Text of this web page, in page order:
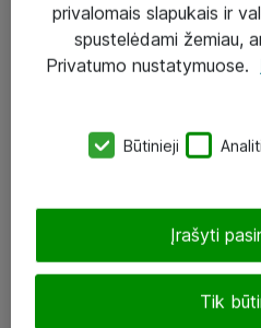
Atea ekspertų patarimai verslui
eShop@atea.lt
privalomais slapukais ir
spustelėdami žemiau,
Privatumo nustatymuose.
Būtinieji
Tik
Įrašyti